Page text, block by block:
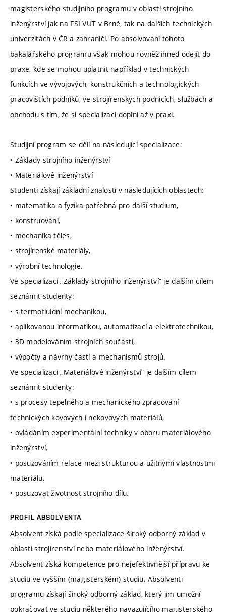
magisterského studijního programu v oblasti strojního
inženýrství jak na FSI VUT v Brně, tak na dalších technických
univerzitách v ČR a zahraničí. Po absolvování tohoto
bakalářského programu však mohou rovněž ihned odejít do
praxe, kde se mohou uplatnit například v technických
funkcích ve vývojových, konstrukčních a technologických
pracovištích podniků, ve strojírenských podnicích, službách a
obchodu s tím, že si specializaci doplní až v praxi.
Studijní program se dělí na následující specializace:
• Základy strojního inženýrství
• Materiálové inženýrství
Studenti získají základní znalosti v následujících oblastech:
• matematika a fyzika potřebná pro další studium,
• konstruování,
• mechanika těles,
• strojírenské materiály,
• výrobní technologie.
Ve specializaci „Základy strojního inženýrství“ je dalším cílem
seznámit studenty:
• s termofluidní mechanikou,
• aplikovanou informatikou, automatizací a elektrotechnikou,
• 3D modelováním strojních součástí,
• výpočty a návrhy častí a mechanismů strojů.
Ve specializaci „Materiálové inženýrství“ je dalším cílem
seznámit studenty:
• s procesy tepelného a mechanického zpracování
technických kovových i nekovových materiálů,
• ovládáním experimentální techniky v oboru materiálového
inženýrství,
• posuzováním relace mezi strukturou a užitnými vlastnostmi
materiálu,
• posuzovat životnost strojního dílu.
PROFIL ABSOLVENTA
Absolvent získá podle specializace široký odborný základ v
oblasti strojírenství nebo materiálového inženýrství.
Absolvent získá kompetence pro nejefektivnější přípravu ke
studiu ve vyšším (magisterském) studiu. Absolventi
programu získají široký odborný základ, který jim umožní
pokračovat ve studiu některého navazujícího magisterského